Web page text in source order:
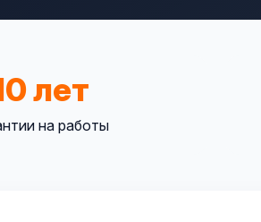
лет
на работы